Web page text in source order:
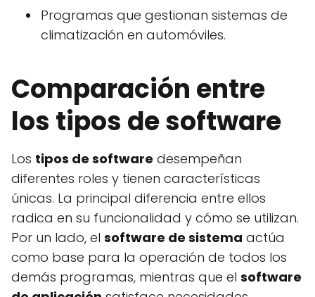
Programas que gestionan sistemas de
climatización en automóviles.
Comparación entre
los tipos de software
Los tipos de software desempeñan
diferentes roles y tienen características
únicas. La principal diferencia entre ellos
radica en su funcionalidad y cómo se utilizan.
Por un lado, el software de sistema actúa
como base para la operación de todos los
demás programas, mientras que el software